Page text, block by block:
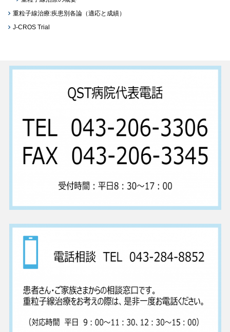
重粒子線治療:疾患別各論（適応と成績）
J-CROS Trial